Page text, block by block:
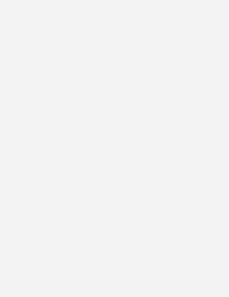
Jahr der Energiekrise
des BVES, sieht die
Sorge, allerdings nicht als dramatisch an.
der Energiekrise ein herausragendes
in einer Normalisierung angekommen“,
sind wieder gesunken und der Anreiz
ist etwas zurückgegangen.“ Er betont,
zu 2022 sogar gewachsen ist.
es im Wesentlichen drei
geht